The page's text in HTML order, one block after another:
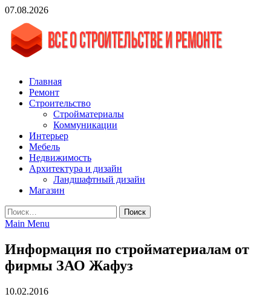
Skip
content
07.08.2026
vgasa.ru
Строительный журнал. Всё о строительстве и ремонтах
Главная
Ремонт
Строительство
Стройматериалы
Коммуникации
Интерьер
Мебель
Недвижимость
Архитектура и дизайн
Ландшафтный дизайн
Магазин
Найти:
Main Menu
Информация по стройматериалам от
фирмы ЗАО Жафуз
10.02.2016